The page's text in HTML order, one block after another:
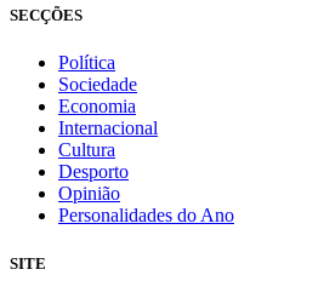
SECÇÕES
Política
Sociedade
Economia
Internacional
Cultura
Desporto
Opinião
Personalidades do Ano
SITE